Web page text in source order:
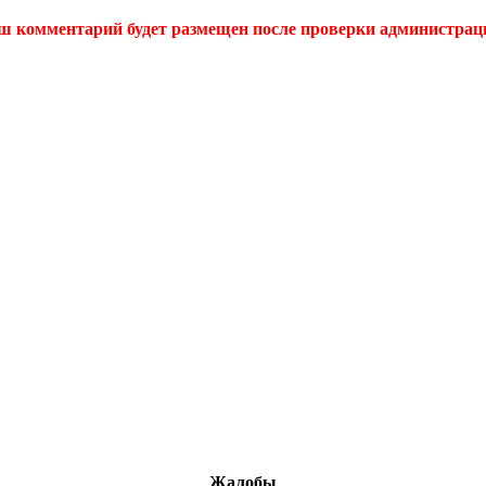
комментарий будет размещен после проверки
Жалобы